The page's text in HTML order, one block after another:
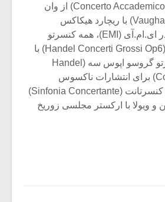
و کنسرتو آکادمیکو (Concerto Accademico) از وان
ویلیامز (Vaughan Williams) با ریچارد هیکاکس
(Richard Hickox) در ای.ام.آی (EMI)، همه کنسرتو
گروسو اپوس شش (Handel Concerti Grossi Op6) با
جورج مالکوم، کنسرتو گروسو اپوس سه (Handel
Concerti Grossi Op3) برای انتشارات ناکسوس
(Naxos) و سمفونی کنسرتانت (Sinfonia Concertante)
و ویولا با ارکستر مجلسی زوریخ